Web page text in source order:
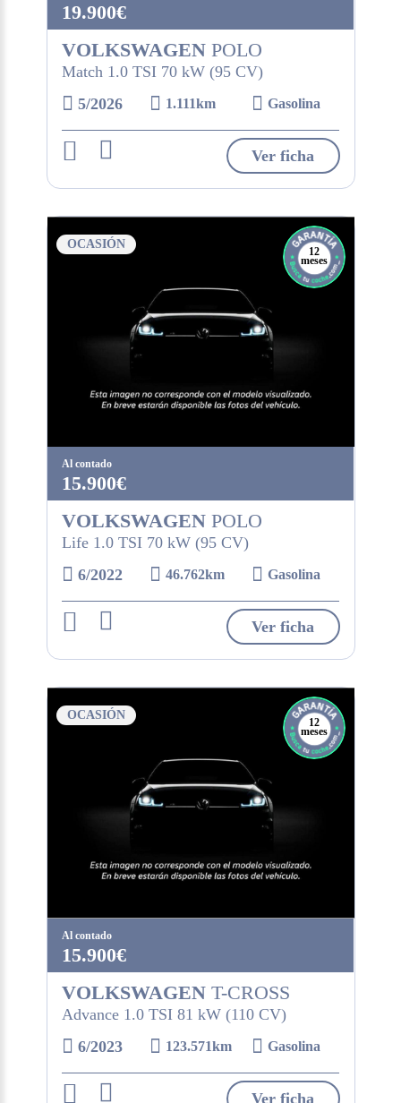
19.900€
VOLKSWAGENPOLO
Match 1.0 TSI 70 kW (95 CV)
5/2026
1.111km Gasolina
Ver ficha
OCASIÓN
12
meses
Al contado
15.900€
VOLKSWAGENPOLO
Life 1.0 TSI 70 kW (95 CV)
6/2022
46.762km Gasolina
Ver ficha
OCASIÓN
12
meses
Al contado
15.900€
VOLKSWAGENT-CROSS
Advance 1.0 TSI 81 kW (110 CV)
6/2023
123.571km Gasolina
Ver ficha